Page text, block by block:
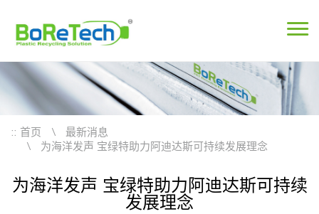
:: 首页
最新消息
为海洋发声 宝绿特助力阿迪达斯可持续发展理念
为海洋发声 宝绿特助力阿迪达斯可持续
发展理念